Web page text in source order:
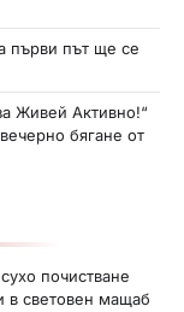
първи път ще се
Живей Активно!“
бягане от
почистване
в световен мащаб